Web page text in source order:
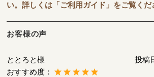
い。詳しくは「ご利用ガイド」をご覧くだ
お客様の声
ととろと様 投稿
おすすめ度：